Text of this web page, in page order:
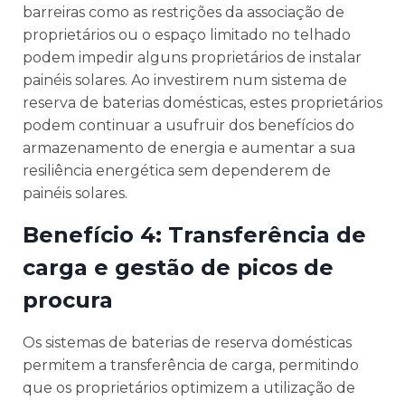
barreiras como as restrições da associação de
proprietários ou o espaço limitado no telhado
podem impedir alguns proprietários de instalar
painéis solares. Ao investirem num sistema de
reserva de baterias domésticas, estes proprietários
podem continuar a usufruir dos benefícios do
armazenamento de energia e aumentar a sua
resiliência energética sem dependerem de
painéis solares.
Benefício 4: Transferência de
carga e gestão de picos de
procura
Os sistemas de baterias de reserva domésticas
permitem a transferência de carga, permitindo
que os proprietários optimizem a utilização de